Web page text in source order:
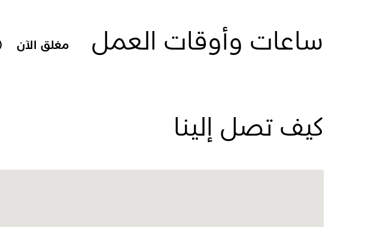
ساعات وأوقات العمل مغلق الآن
كيف تصل إلينا